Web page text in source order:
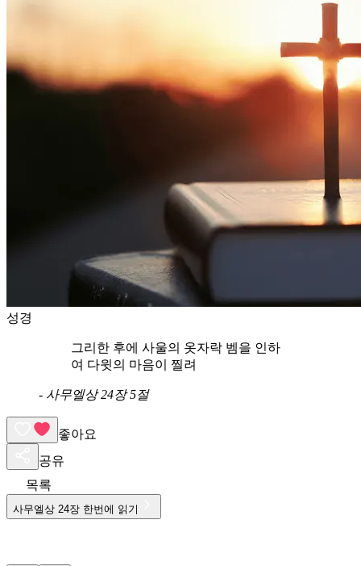
성경
그리한 후에 사울의 옷자락 벰을 인하
여 다윗의 마음이 찔려
- 사무엘상 24장 5절
좋아요
공유
목록
사무엘상 24장 한번에 읽기